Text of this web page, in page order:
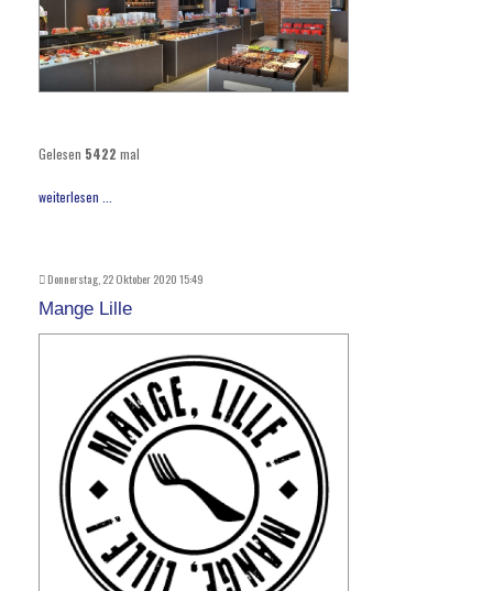
Gelesen 5422 mal
weiterlesen ...
Donnerstag, 22 Oktober 2020 15:49
Mange Lille